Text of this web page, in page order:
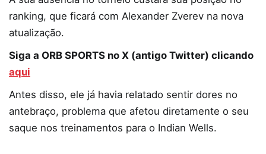
ranking, que ficará com Alexander Zverev na nova
atualização.
Siga a ORB SPORTS no X (antigo Twitter) clicando
aqui
Antes disso, ele já havia relatado sentir dores no
antebraço, problema que afetou diretamente o seu
saque nos treinamentos para o Indian Wells.